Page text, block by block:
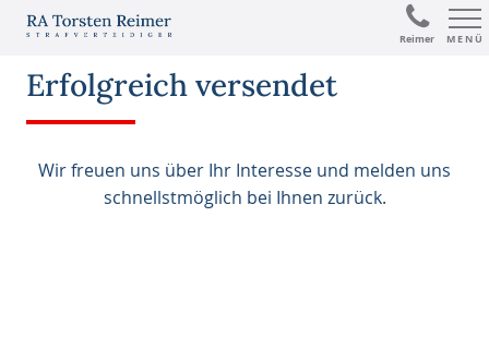
Reimer MENÜ
Erfolgreich versendet
Wir freuen uns über Ihr Interesse und melden uns
schnellstmöglich bei Ihnen zurück.